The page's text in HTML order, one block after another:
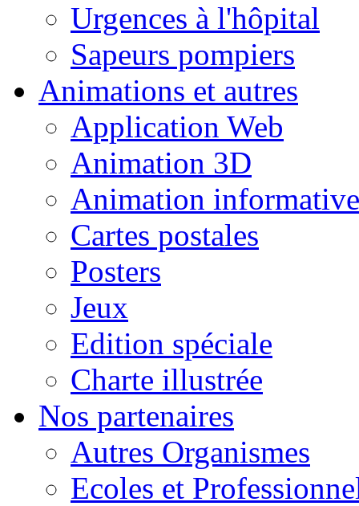
Urgences à l'hôpital
Sapeurs pompiers
Animations et autres
Application Web
Animation 3D
Animation informative
Cartes postales
Posters
Jeux
Edition spéciale
Charte illustrée
Nos partenaires
Autres Organismes
Ecoles et